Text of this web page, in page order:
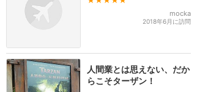
mocka
2018年6月に訪問
人間業とは思えない、だか
らこそターザン！